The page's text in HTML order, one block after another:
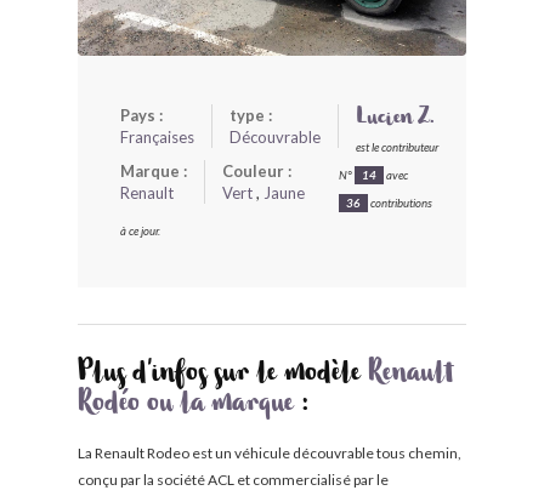
Pays :
Françaises
type :
Découvrable
Marque :
Renault
Couleur :
Vert, Jaune
Lucien Z.
est le contributeur
N° 14 avec
36 contributions
à ce jour.
Plus d'infos sur le modèle Renault
Rodéo ou la marque:
La Renault Rodeo est un véhicule découvrable tous chemin,
conçu par la société ACL et commercialisé par le